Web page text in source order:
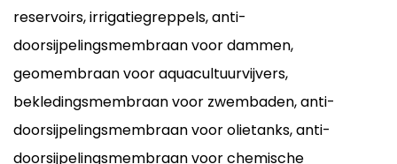
reservoirs, irrigatiegreppels, anti-
doorsijpelingsmembraan voor dammen,
geomembraan voor aquacultuurvijvers,
bekledingsmembraan voor zwembaden, anti-
doorsijpelingsmembraan voor olietanks, anti-
doorsijpelingsmembraan voor chemische